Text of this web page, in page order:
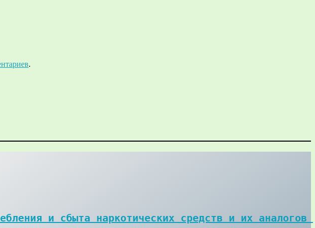
.
и сбыта наркотических средств и их аналогов